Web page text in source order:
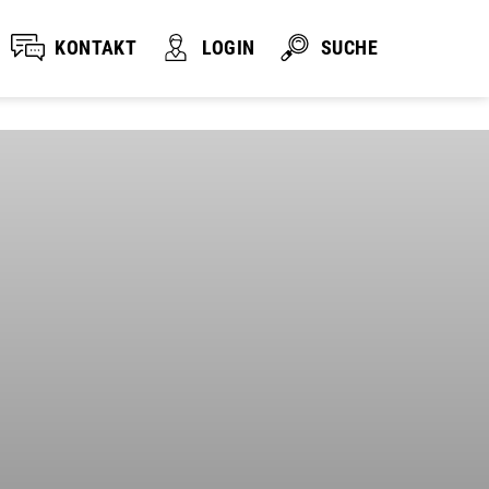
KONTAKT LOGIN SUCHE